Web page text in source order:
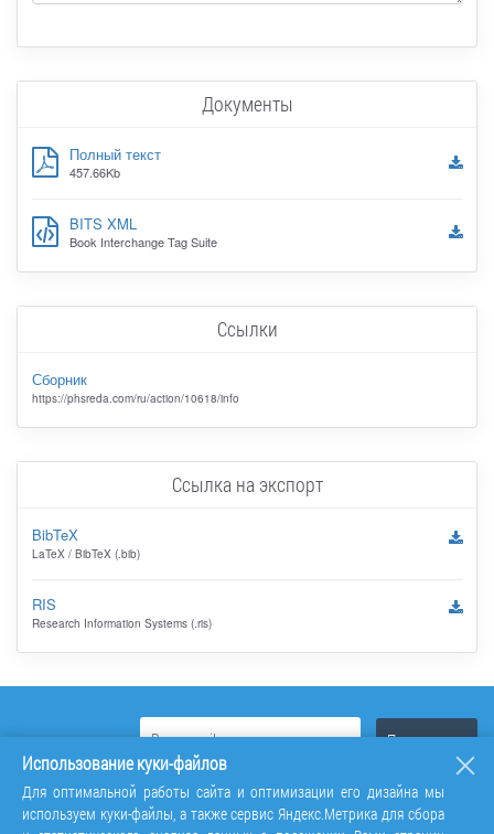
Документы
Полный текст
457.66Kb
BITS XML
Book Interchange Tag Suite
Ссылки
Сборник
https://phsreda.com/ru/action/10618/info
Ссылка на экспорт
BibTeX
LaTeX / BibTeX (.bib)
RIS
Research Information Systems (.ris)
Использование куки-файлов
Для оптимальной работы сайта и оптимизации его дизайна мы
используем куки-файлы, а также сервис Яндекс.Метрика для сбора